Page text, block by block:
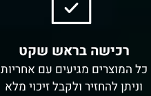
רכישה בראש שקט
כל המוצרים מגיעים עם אחריות
וניתן להחזיר ולקבל זיכוי מלא